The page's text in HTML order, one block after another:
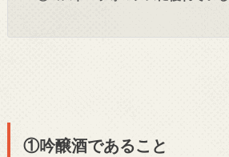
①吟醸酒であること